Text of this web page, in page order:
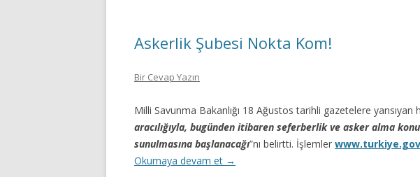
Askerlik Şubesi Nokta Kom!
Bir Cevap Yazın
Milli Savunma Bakanlığı 18 Ağustos tarihli gazetelere yansıyan
aracılığıyla, bugünden itibaren seferberlik ve asker alma
sunulmasına başlanacağı”nı belirtti. İşlemler
Okumaya devam et →